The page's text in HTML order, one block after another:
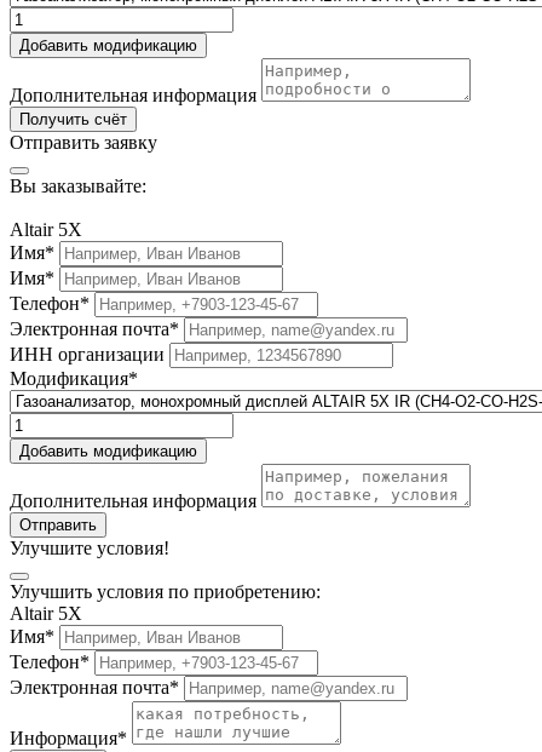
Добавить модификацию
Дополнительная информация
Получить счёт
Отправить заявку
Вы заказывайте:
Altair 5X
Имя*
Имя*
Телефон*
Электронная почта*
ИНН организации
Модификация*
Добавить модификацию
Дополнительная информация
Отправить
Улучшите условия!
Улучшить условия по приобретению:
Altair 5X
Имя*
Телефон*
Электронная почта*
Информация*